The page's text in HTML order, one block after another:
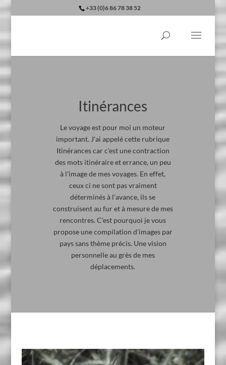
+33 (0)6 86 78 38 52
Itinérances
Le voyage est pour moi un moteur
important. J'ai appelé cette rubrique
Itinérances car c'est une contraction
des mots itinéraire et errance, un peu
à l'image de mes voyages. En effet,
ceux ci ne sont pas vraiment
déterminés à l'avance, ils se
construisent au fur et à mesure de mes
rencontres. C'est pourquoi je vous
propose une compilation d'images par
pays sans thème précis. Une vision
personnelle au grès de mes
déplacements.